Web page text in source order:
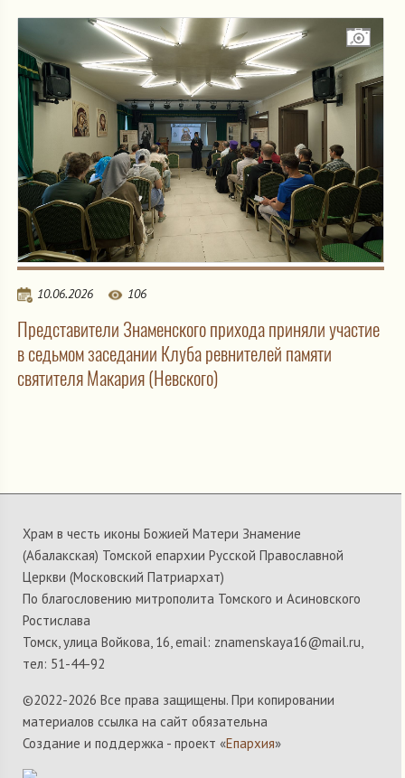
10.06.2026 106
Представители Знаменского прихода приняли участие
в седьмом заседании Клуба ревнителей памяти
святителя Макария (Невского)
Храм в честь иконы Божией Матери Знамение
(Абалакская) Томской епархии Русской Православной
Церкви (Московский Патриархат)
По благословению митрополита Томского и Асиновского
Ростислава
Томск, улица Войкова, 16, email: znamenskaya16@mail.ru,
тел: 51-44-92
©2022-2026 Все права защищены. При копировании
материалов ссылка на сайт обязательна
Создание и поддержка - проект «Епархия»